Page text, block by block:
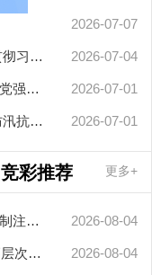
2026-07-07
李强主持召开国务院党组会议 学习贯彻习近平总书记在庆祝中国共产... 2026-07-04
新华社政论：习近平党建思想引领强党强国新征程——写在中国共产... 2026-07-01
中共中央政治局召开会议 研究部署防汛抗旱工作 中共中央总书记习... 2026-07-01
竞彩推荐 更多+
最靠谱的网赌软件市场监督管理局强制注销公司登记决定送达公告 2026-08-04
最靠谱的网赌软件2026年事业单位高层次和急需紧缺人才引进（部分岗位）公... 2026-08-04